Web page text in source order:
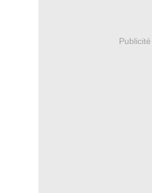
Publicité